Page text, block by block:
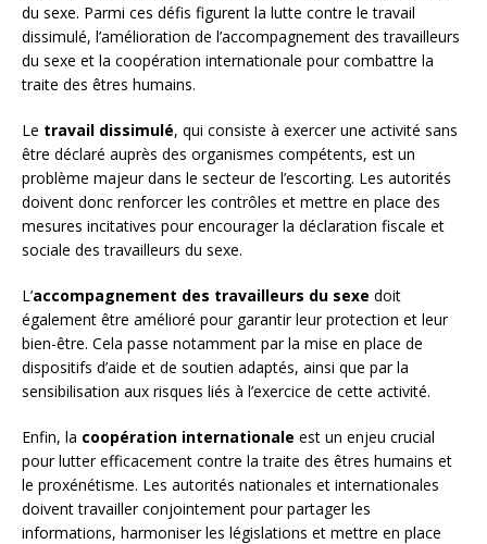
du sexe. Parmi ces défis figurent la lutte contre le travail
dissimulé, l’amélioration de l’accompagnement des travailleurs
du sexe et la coopération internationale pour combattre la
traite des êtres humains.
Le travail dissimulé, qui consiste à exercer une activité sans
être déclaré auprès des organismes compétents, est un
problème majeur dans le secteur de l’escorting. Les autorités
doivent donc renforcer les contrôles et mettre en place des
mesures incitatives pour encourager la déclaration fiscale et
sociale des travailleurs du sexe.
L’accompagnement des travailleurs du sexe doit
également être amélioré pour garantir leur protection et leur
bien-être. Cela passe notamment par la mise en place de
dispositifs d’aide et de soutien adaptés, ainsi que par la
sensibilisation aux risques liés à l’exercice de cette activité.
Enfin, la coopération internationale est un enjeu crucial
pour lutter efficacement contre la traite des êtres humains et
le proxénétisme. Les autorités nationales et internationales
doivent travailler conjointement pour partager les
informations, harmoniser les législations et mettre en place